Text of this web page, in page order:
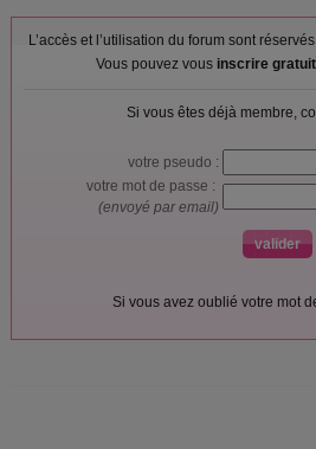
L’accès et l’utilisation du forum sont
Vous pouvez vous inscrire
Si vous êtes déjà membre,
votre pseudo :
votre mot de passe :
(envoyé par email)
Si vous avez oublié votre mot